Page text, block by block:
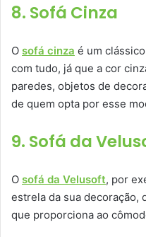
8. Sofá Cinza
O sofá cinza é um
com tudo, já que a cor
paredes, objetos de
de quem opta por esse
9. Sofá da
O sofá da Velusoft, por
estrela da sua decoração,
que proporciona ao